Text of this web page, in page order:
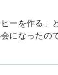
ーを作る」
になったの